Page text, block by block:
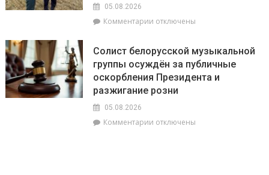
пройдут
отключения
электроэнергии
05.08.2026
Комментарии к
контроле
у
брагинских
спасателей
уборочной
отключены
Солист белорусской музыкальной
группы осуждён за публичные
оскорбления Президента и
разжигание розни
05.08.2026
Комментарии котключены